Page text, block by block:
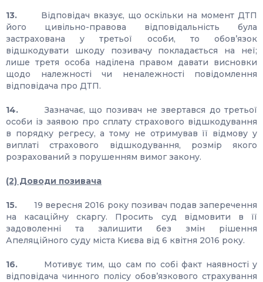
13. Відповідач вказує, що оскільки на момент ДТП
його цивільно-правова відповідальність була
застрахована у третьої особи, то обов’язок
відшкодувати шкоду позивачу покладається на неї;
лише третя особа наділена правом давати висновки
щодо належності чи неналежності повідомлення
відповідача про ДТП.
14. Зазначає, що позивач не звертався до третьої
особи із заявою про сплату страхового відшкодування
в порядку регресу, а тому не отримував її відмову у
виплаті страхового відшкодування, розмір якого
розрахований з порушенням вимог закону.
(2) Доводи позивача
15.19 вересня 2016 року позивач подав заперечення
на касаційну скаргу. Просить суд відмовити в її
задоволенні та залишити без змін рішення
Апеляційного суду міста Києва від 6 квітня 2016 року.
16. Мотивує тим, що сам по собі факт наявності у
відповідача чинного полісу обов’язкового страхування